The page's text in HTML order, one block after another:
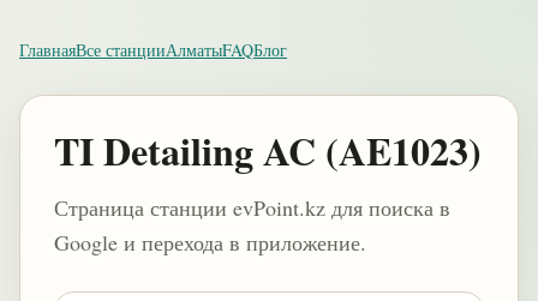
ГлавнаяВсе станцииАлматыFAQБлог
TI Detailing AC (AE1023)
Страница станции evPoint.kz для поиска в
Google и перехода в приложение.